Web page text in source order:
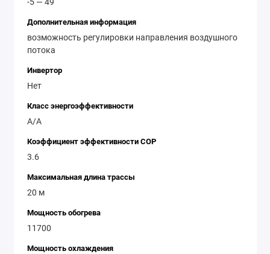
Дополнительная информация
возможность регулировки направления воздушного
потока
Инвертор
Нет
Класс энергоэффективности
A/A
Коэффициент эффективности COP
3.6
Максимальная длина трассы
20 м
Мощность обогрева
11700
Мощность охлаждения